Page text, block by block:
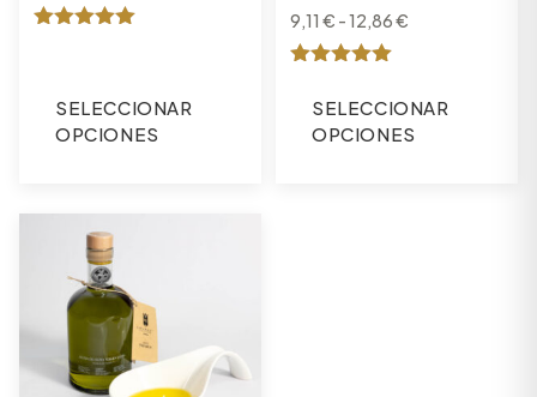
de 5SELECCIONAR
OPCIONES
9,11 € -12,86€
con
de 5
SELECCIONAR
OPCIONES